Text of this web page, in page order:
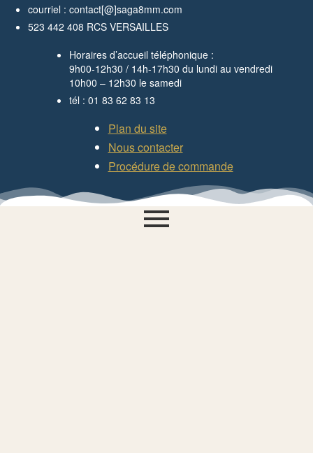
courriel : contact[@]saga8mm.com
523 442 408 RCS VERSAILLES
Horaires d’accueil téléphonique :
9h00-12h30 / 14h-17h30 du lundi au vendredi
10h00 – 12h30 le samedi
tél : 01 83 62 83 13
Plan du site
Nous contacter
Procédure de commande